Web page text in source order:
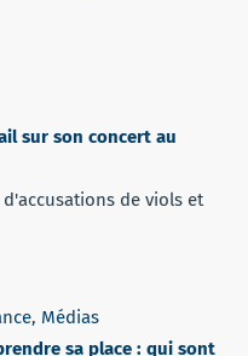
sur son concert au
de viols et
, Médias
sa place : qui sont